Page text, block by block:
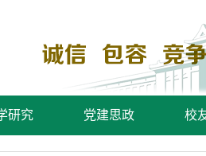
研究 党建思政 校